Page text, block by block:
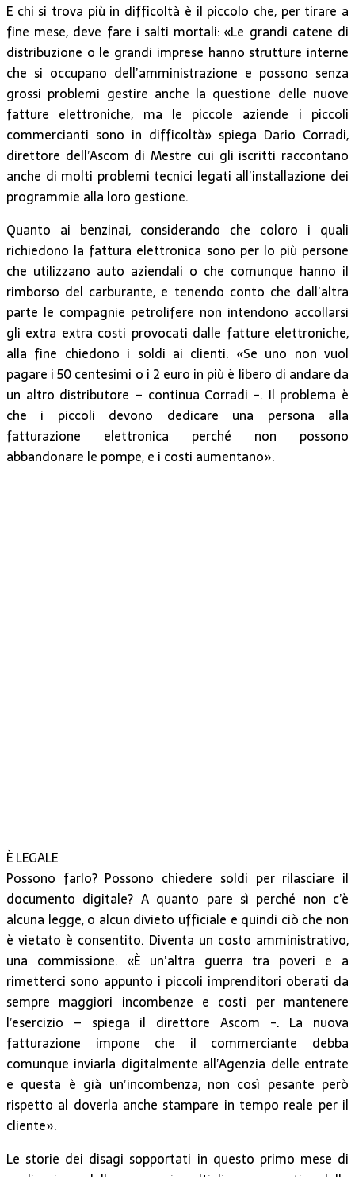
E chi si trova più in difficoltà è il piccolo che, per tirare a
fine mese, deve fare i salti mortali: «Le grandi catene di
distribuzione o le grandi imprese hanno strutture interne
che si occupano dell’amministrazione e possono senza
grossi problemi gestire anche la questione delle nuove
fatture elettroniche, ma le piccole aziende i piccoli
commercianti sono in difficoltà» spiega Dario Corradi,
direttore dell’Ascom di Mestre cui gli iscritti raccontano
anche di molti problemi tecnici legati all’installazione dei
programmie alla loro gestione.
Quanto ai benzinai, considerando che coloro i quali
richiedono la fattura elettronica sono per lo più persone
che utilizzano auto aziendali o che comunque hanno il
rimborso del carburante, e tenendo conto che dall’altra
parte le compagnie petrolifere non intendono accollarsi
gli extra extra costi provocati dalle fatture elettroniche,
alla fine chiedono i soldi ai clienti. «Se uno non vuol
pagare i 50 centesimi o i 2 euro in più è libero di andare da
un altro distributore – continua Corradi -. Il problema è
che i piccoli devono dedicare una persona alla
fatturazione elettronica perché non possono
abbandonare le pompe, e i costi aumentano».
È LEGALE
Possono farlo? Possono chiedere soldi per rilasciare il
documento digitale? A quanto pare sì perché non c’è
alcuna legge, o alcun divieto ufficiale e quindi ciò che non
è vietato è consentito. Diventa un costo amministrativo,
una commissione. «È un’altra guerra tra poveri e a
rimetterci sono appunto i piccoli imprenditori oberati da
sempre maggiori incombenze e costi per mantenere
l’esercizio – spiega il direttore Ascom -. La nuova
fatturazione impone che il commerciante debba
comunque inviarla digitalmente all’Agenzia delle entrate
e questa è già un’incombenza, non così pesante però
rispetto al doverla anche stampare in tempo reale per il
cliente».
Le storie dei disagi sopportati in questo primo mese di